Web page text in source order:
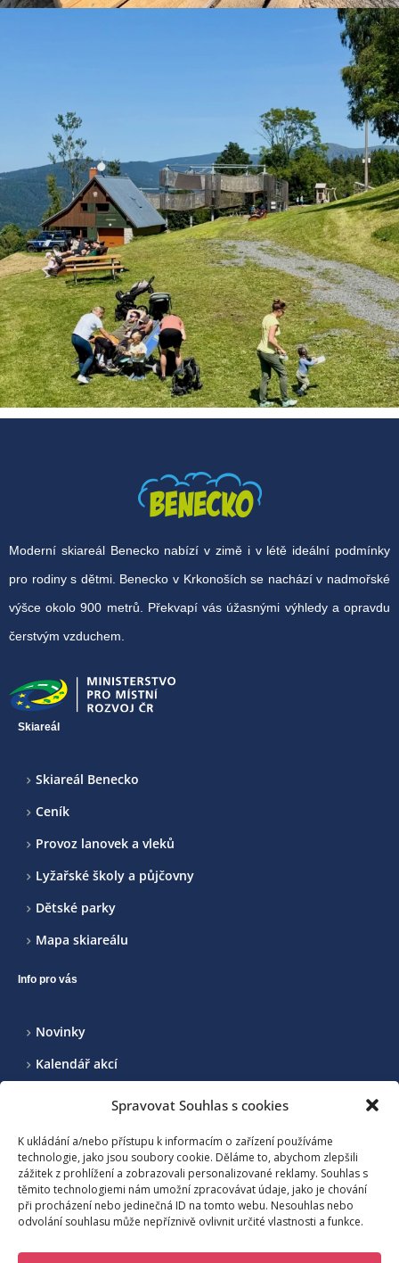
Spravovat Souhlas s cookies
K ukládání a/nebo přístupu k informacím o zařízení používáme
technologie, jako jsou soubory cookie. Děláme to, abychom zlepšili
zážitek z prohlížení a zobrazovali personalizované reklamy. Souhlas s
těmito technologiemi nám umožní zpracovávat údaje, jako je chování
při procházení nebo jedinečná ID na tomto webu. Nesouhlas nebo
odvolání souhlasu může nepříznivě ovlivnit určité vlastnosti a funkce.
Moderní skiareál Benecko nabízí v zimě i v létě ideální podmínky
pro rodiny s dětmi. Benecko v Krkonoších se nachází v nadmořské
výšce okolo 900 metrů. Překvapí vás úžasnými výhledy a opravdu
čerstvým vzduchem.
Skiareál
Skiareál Benecko
Ceník
Provoz lanovek a vleků
Lyžařské školy a půjčovny
Dětské parky
Mapa skiareálu
Info pro vás
Novinky
Kalendář akcí
Kontakt
Sdružení pro rozvoj cestovního ruchu na Benecku a okolí, z.s.
Benecko 190, 512 37 Benecko